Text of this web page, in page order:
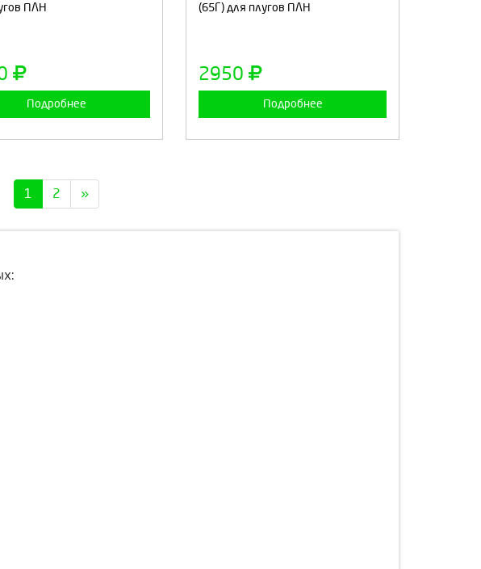
ПЛН
Подробнее
(65Г) для плугов ПЛН
2950
Подробнее
Продолжить
1 2 »